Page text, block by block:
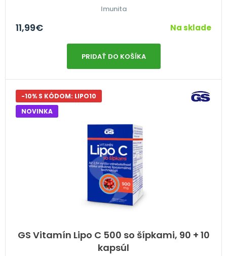
Imunita
11,99€ Na sklade
PRIDAŤ DO KOŠÍKA
GS Vitamín Lipo C 500 so šípkami, 90 + 10
kapsúl
-10% S KÓDOM: LIPO10
NOVINKA